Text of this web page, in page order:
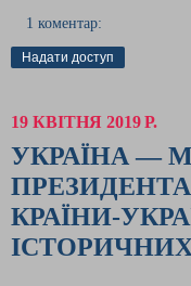
1 коментар:
Надати доступ
19 КВІТНЯ 2019 Р.
УКРАЇНА —
КРАЇНИ-